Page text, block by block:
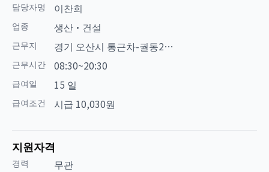
담당자명 이찬희
업종 생산·건설
근무지
경기 오산시 통근차-궐동20
분거리
근무시간 08:30~20:30
급여일 15 일
급여조건 시급 10,030원
지원자격
경력 무관